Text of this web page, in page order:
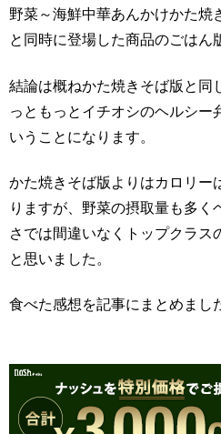
野菜～海鮮中華あんかけかた焼
と同時に登場した商品のごはん
結論は概ねかた焼きそば版と同
っともっとイチオシのヘルシー
いうことになります。
かた焼きそば版よりはカロリー
りますが、野菜の摂取量も多く
さでは間違いなくトップクラス
と思いました。
食べた感想を記事にまとめまし